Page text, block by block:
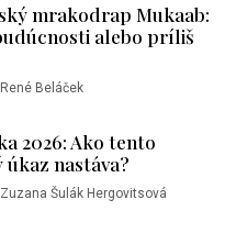
mrakodrap Mukaab:
alebo príliš
René Beláček
2026: Ako tento
nastáva?
Zuzana Šulák Hergovitsová